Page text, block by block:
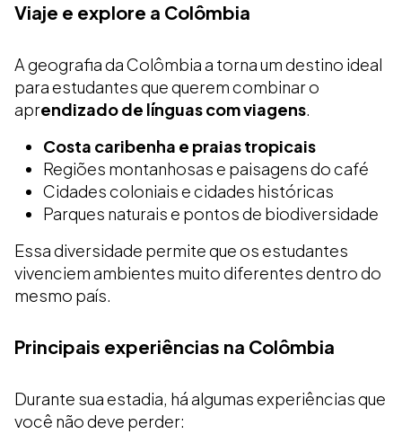
Viaje e explore a Colômbia
A geografia da Colômbia a torna um destino ideal
para estudantes que querem combinar o
aprendizado de línguas com viagens.
Costa caribenha e praias tropicais
Regiões montanhosas e paisagens do café
Cidades coloniais e cidades históricas
Parques naturais e pontos de biodiversidade
Essa diversidade permite que os estudantes
vivenciem ambientes muito diferentes dentro do
mesmo país.
Principais experiências na Colômbia
Durante sua estadia, há algumas experiências que
você não deve perder: